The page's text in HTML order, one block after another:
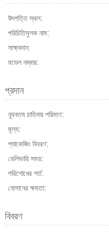
উৎপত্তি স্থল:
পরিচিতিমুলক নাম:
সাক্ষ্যদান:
মডেল নম্বার:
প্রদান
ন্যূনতম চাহিদার পরিমাণ:
মূল্য:
প্যাকেজিং বিবরণ:
ডেলিভারি সময়:
পরিশোধের শর্ত:
যোগানের ক্ষমতা:
বিবরণ